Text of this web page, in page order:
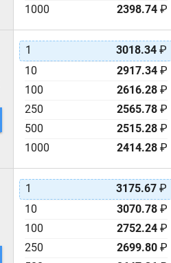
1000
2398.74 ₽
1 3018.34 ₽
10
2917.34 ₽
100
2616.28 ₽
250
2565.78 ₽
500
2515.28 ₽
1000
2414.28 ₽
1 3175.67 ₽
10
3070.78 ₽
100
2752.24 ₽
250
2699.80 ₽